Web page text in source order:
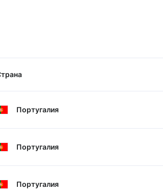
Португалия
Португалия
Португалия